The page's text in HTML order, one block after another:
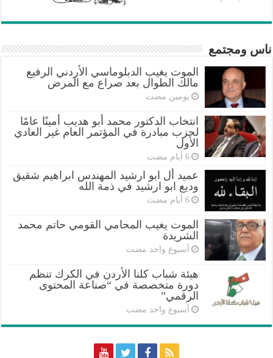
ناس ومجتمع
الموت يغيب الدبلوماسي الأردني الرفيع
مالك الطوال بعد صراع مع المرض
‏يومين مضت
انتخاب الدكتور محمد أبو هديب أمينًا عامًا
لحزب مبادرة في المؤتمر العام غير العادي
الأول
‏6 أيام مضت
عميد أل ابو ارشيد المهندس ابراهيم شقيق
وديع ابو ارشيد في ذمة الله
‏6 أيام مضت
الموت يغيب المحامي القومي حاتم محمد
الشريدة
‏أسبوع واحد مضت
هيئة شباب كلنا الأردن في الكرك تنظم
دورة متخصصة في “صناعة المحتوى
الرقمي”
‏أسبوع واحد مضت